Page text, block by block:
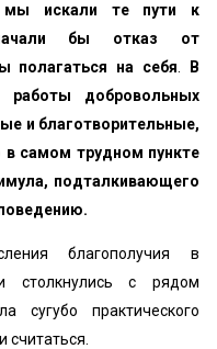
мы искали те пути к
бы отказ от
полагаться на себя
В
добровольных
и благотворительные,
в самом трудном пункте
подталкивающего
благополучия в
столкнулись с рядом
сугубо практического
считаться.